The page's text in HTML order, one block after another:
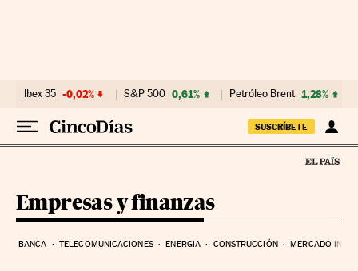
Ibex 35 -0,02% S&P 500 0,61% Petróleo Brent 1,28%
SUSCRÍBETE
Empresas y finanzas
BANCA TELECOMUNICACIONES ENERGIA CONSTRUCCIÓN MERCADO